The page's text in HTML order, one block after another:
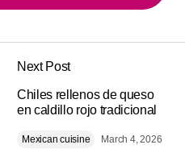
*
Next Post
Chiles rellenos de queso
en caldillo rojo tradicional
Mexican cuisine March 4, 2026